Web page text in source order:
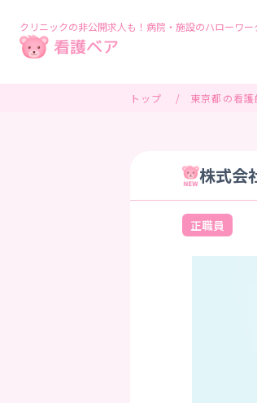
クリニックの非公開求人も！病院・施設のハローワー
トップ 東京都の看護
株式会
正職員